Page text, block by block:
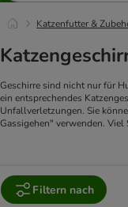
Katzenfutter &
Geschirre sind nicht nur für
ein entsprechendes
Unfallverletzungen. Sie
Gassigehen" verwenden. Viel
Filtern nach